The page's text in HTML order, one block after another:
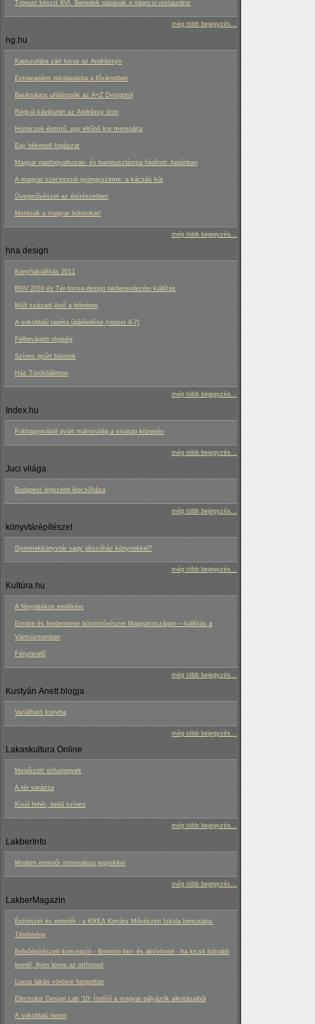
Trónust készít XVI. Benedek pápának a nágocsi restaurátor
még több bejegyzés...
hg.hu
Kapszulába zárt luxus az Andrássyn
Extravagáns iskolapalota a fővárosban
Barátságos ufólámpák az A+Z Designtól
Régi-új kávéüzlet az Andrássy úton
Hornicsek-életmű: egy eltűnő kor memoárja
Egy békebeli fogászat
Magyar napfogyatkozás- és bambuszlámpa hódított Japánban
A magyar szecesszió gyöngyszeme: a kácsás kút
Üvegművészet az építészetben
Mentsük a magyar bútorokat!
még több bejegyzés...
hna design
Konyhakiállítás 2011
BNV 2010 és Tér-forma-design lakberendezési kiállítás
Múlt századi jövő a jelenben
A sokoldalú tapéta újjáéledése (repost 4-7)
Félbevágott régiség
Színes gyűrt bútorok
Ház Törökbálinton
még több bejegyzés...
Index.hu
Fokhagymából gyúrt mátrixvilág a sivatag közepén
még több bejegyzés...
Juci világa
Budapest legszebb lépcsőháza
még több bejegyzés...
könyvtárépítészet
Gyermekkönyvtár vagy játszóház könyvekkel?
még több bejegyzés...
Kultúra.hu
A fényjátékos emlékére
Empire és biedermeier bútorművészet Magyarországon – kiállítás a
Vármúzeumban
Fényterelő
még több bejegyzés...
Kustyán Anett blogja
Variálható konyha
még több bejegyzés...
Lakaskultura Online
Megőrzött stílusjegyek
A tér varázsa
Kívül fehér, belül színes
még több bejegyzés...
LakberInfo
Modern enteriőr minimalista jegyekkel
még több bejegyzés...
LakberMagazin
Építészet és enteriőr - a KREA Kortárs Művészeti Iskola bemutatja:
Térélmény
Belsőépítészeti koncepció - Bonvino bor- és aktívhotel - ha kicsit bátrabb
lennél, ilyen lenne az otthonod
Luxus lakás vörösre hangoltan
Electrolux Design Lab ‘10: Ízelítő a magyar pályázók alkotásaiból
A sokoldalú beton